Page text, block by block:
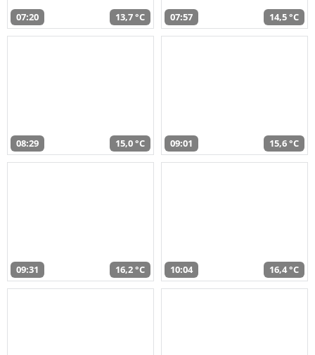
07:20 13,7 °C 07:57 14,5 °C
08:29 15,0 °C 09:01 15,6 °C
09:31 16,2 °C 10:04 16,4 °C